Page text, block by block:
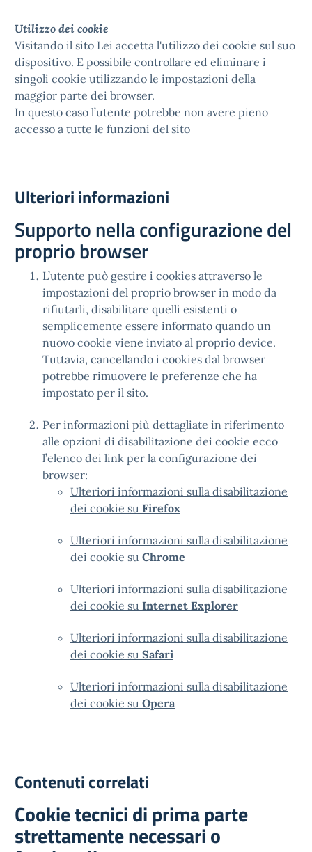
Utilizzo dei cookie
Visitando il sito Lei accetta l'utilizzo dei cookie sul suo
dispositivo. E possibile controllare ed eliminare i
singoli cookie utilizzando le impostazioni della
maggior parte dei browser.
In questo caso l’utente potrebbe non avere pieno
accesso a tutte le funzioni del sito
Ulteriori informazioni
Supporto nella configurazione del
proprio browser
L’utente può gestire i cookies attraverso le
impostazioni del proprio browser in modo da
rifiutarli, disabilitare quelli esistenti o
semplicemente essere informato quando un
nuovo cookie viene inviato al proprio device.
Tuttavia, cancellando i cookies dal browser
potrebbe rimuovere le preferenze che ha
impostato per il sito.
Per informazioni più dettagliate in riferimento
alle opzioni di disabilitazione dei cookie ecco
l’elenco dei link per la configurazione dei
browser:
Ulteriori informazioni sulla disabilitazione
dei cookie su Firefox
Ulteriori informazioni sulla disabilitazione
dei cookie su Chrome
Ulteriori informazioni sulla disabilitazione
dei cookie su Internet Explorer
Ulteriori informazioni sulla disabilitazione
dei cookie su Safari
Ulteriori informazioni sulla disabilitazione
dei cookie su Opera
Contenuti correlati
Cookie tecnici di prima parte
strettamente necessari o